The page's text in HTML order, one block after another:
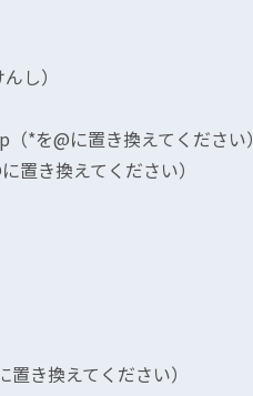
し）
*を@に置き換えてください）
換えてください）
き換えてください）